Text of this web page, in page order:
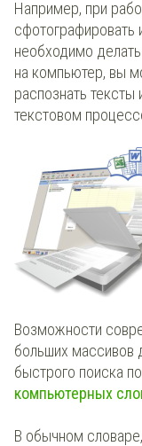
Например, при
сфотографировать
необходимо
на компьютер, вы
распознать
текстовом
Возможности
больших массивов
быстрого поиска
компьютерных
В обычном